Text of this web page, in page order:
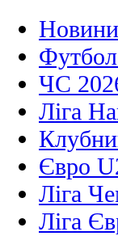
ЧС
Ліга
Євро
Ліга
Ліга